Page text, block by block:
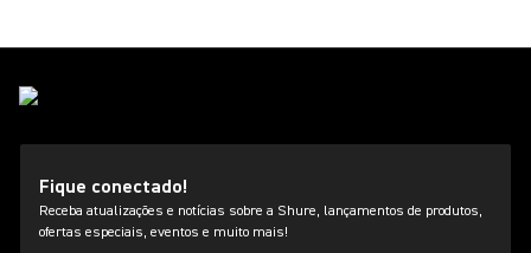
Fique conectado!
Receba atualizações e notícias sobre a Shure, lançamentos de produtos,
ofertas especiais, eventos e muito mais!